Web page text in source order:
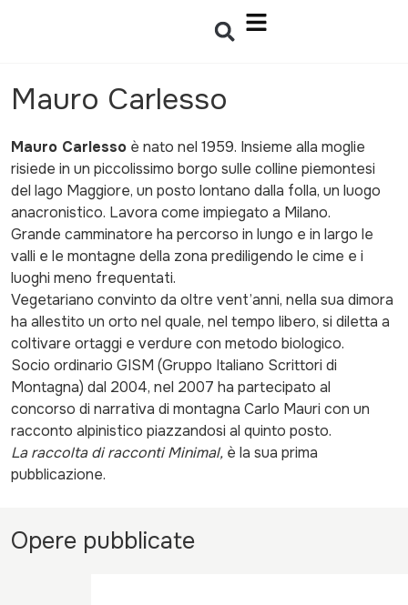
Mauro Carlesso
Mauro Carlesso è nato nel 1959. Insieme alla moglie
risiede in un piccolissimo borgo sulle colline piemontesi
del lago Maggiore, un posto lontano dalla folla, un luogo
anacronistico. Lavora come impiegato a Milano.
Grande camminatore ha percorso in lungo e in largo le
valli e le montagne della zona prediligendo le cime e i
luoghi meno frequentati.
Vegetariano convinto da oltre vent’anni, nella sua dimora
ha allestito un orto nel quale, nel tempo libero, si diletta a
coltivare ortaggi e verdure con metodo biologico.
Socio ordinario GISM (Gruppo Italiano Scrittori di
Montagna) dal 2004, nel 2007 ha partecipato al
concorso di narrativa di montagna Carlo Mauri con un
racconto alpinistico piazzandosi al quinto posto.
La raccolta di racconti Minimal, è la sua prima
pubblicazione.
Opere pubblicate